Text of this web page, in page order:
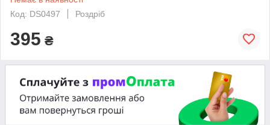
Код: DS0497
Роздріб
395 ₴